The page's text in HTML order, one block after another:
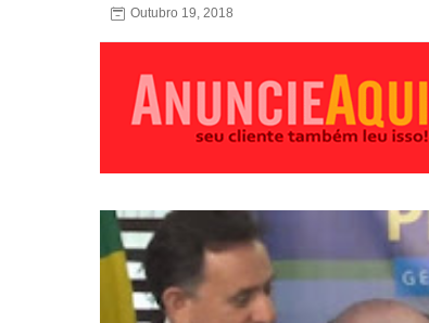
Outubro 19, 2018